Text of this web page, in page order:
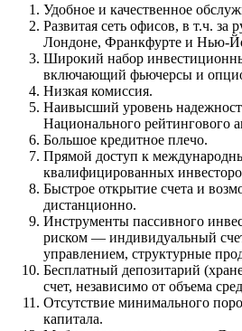
Удобное и качественное
Развитая сеть офисов, в т.ч.
Лондоне, Франкфурте и Нью-
Широкий набор
включающий фьючерсы и
Низкая комиссия.
Наивысший уровень
Национального рейтингового
Большое кредитное плечо.
Прямой доступ к
квалифицированных
Быстрое открытие счета и
дистанционно.
Инструменты пассивного
риском — индивидуальный
управлением, структурные
Бесплатный депозитарий
счет, независимо от объема
Отсутствие минимального
капитала.